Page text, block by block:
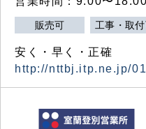
販売可 工事・取
安く・早く・正確
http://nttbj.itp.ne.jp/